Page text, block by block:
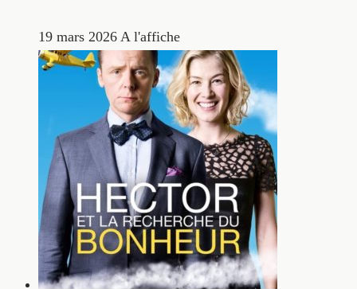
19 mars 2026 A l'affiche